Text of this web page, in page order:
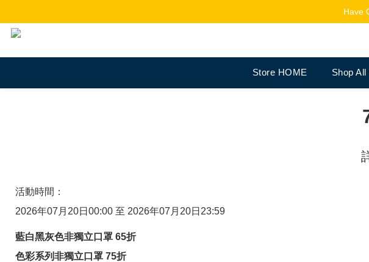
Free
追蹤
Store HOME Shop All
活動時間：
2026年07月20日00:00 至 2026年07月20日23:59
藍白黑灰色非獨立口罩 65折
色彩系列非獨立口罩 75折